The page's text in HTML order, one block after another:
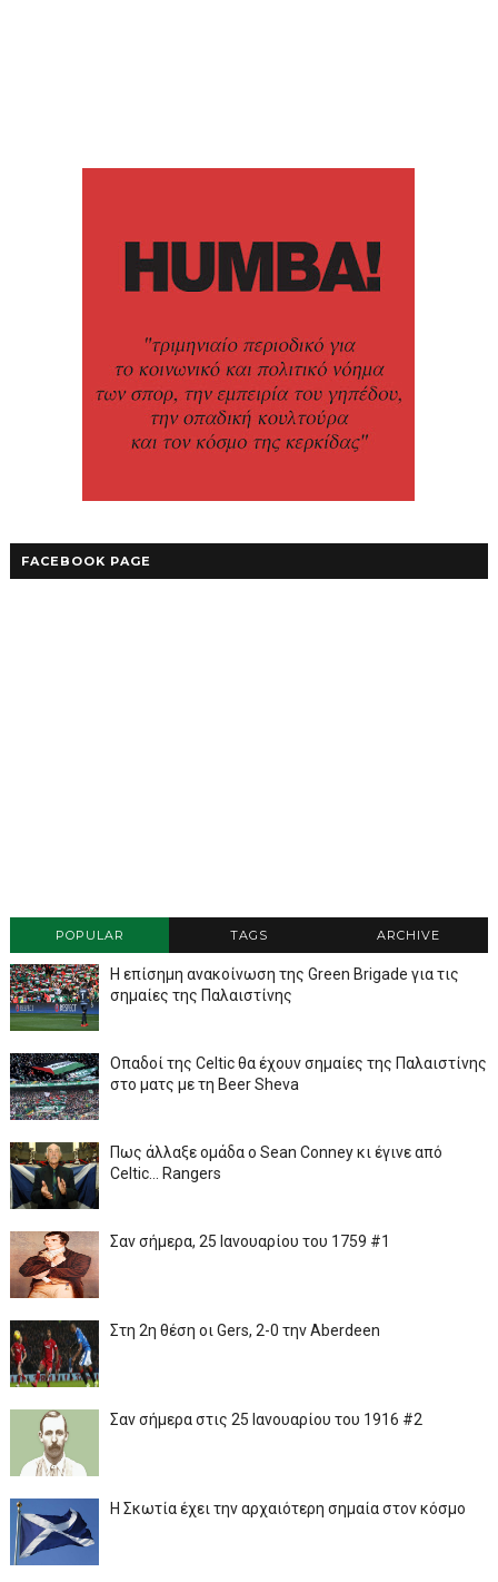
FACEBOOK PAGE
POPULAR TAGS ARCHIVE
Η επίσημη ανακοίνωση της Green Brigade για τις
σημαίες της Παλαιστίνης
Οπαδοί της Celtic θα έχουν σημαίες της Παλαιστίνης
στο ματς με τη Beer Sheva
Πως άλλαξε ομάδα ο Sean Conney κι έγινε από
Celtic... Rangers
Σαν σήμερα, 25 Ιανουαρίου του 1759 #1
Στη 2η θέση οι Gers, 2-0 την Aberdeen
Σαν σήμερα στις 25 Ιανουαρίου του 1916 #2
Η Σκωτία έχει την αρχαιότερη σημαία στον κόσμο